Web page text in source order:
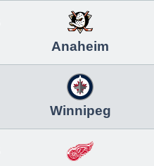
Anaheim
Winnipeg